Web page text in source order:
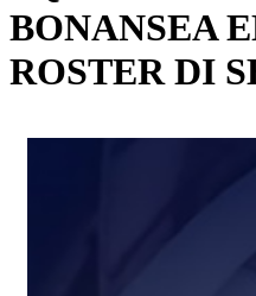
BONANSEA
ROSTER DI